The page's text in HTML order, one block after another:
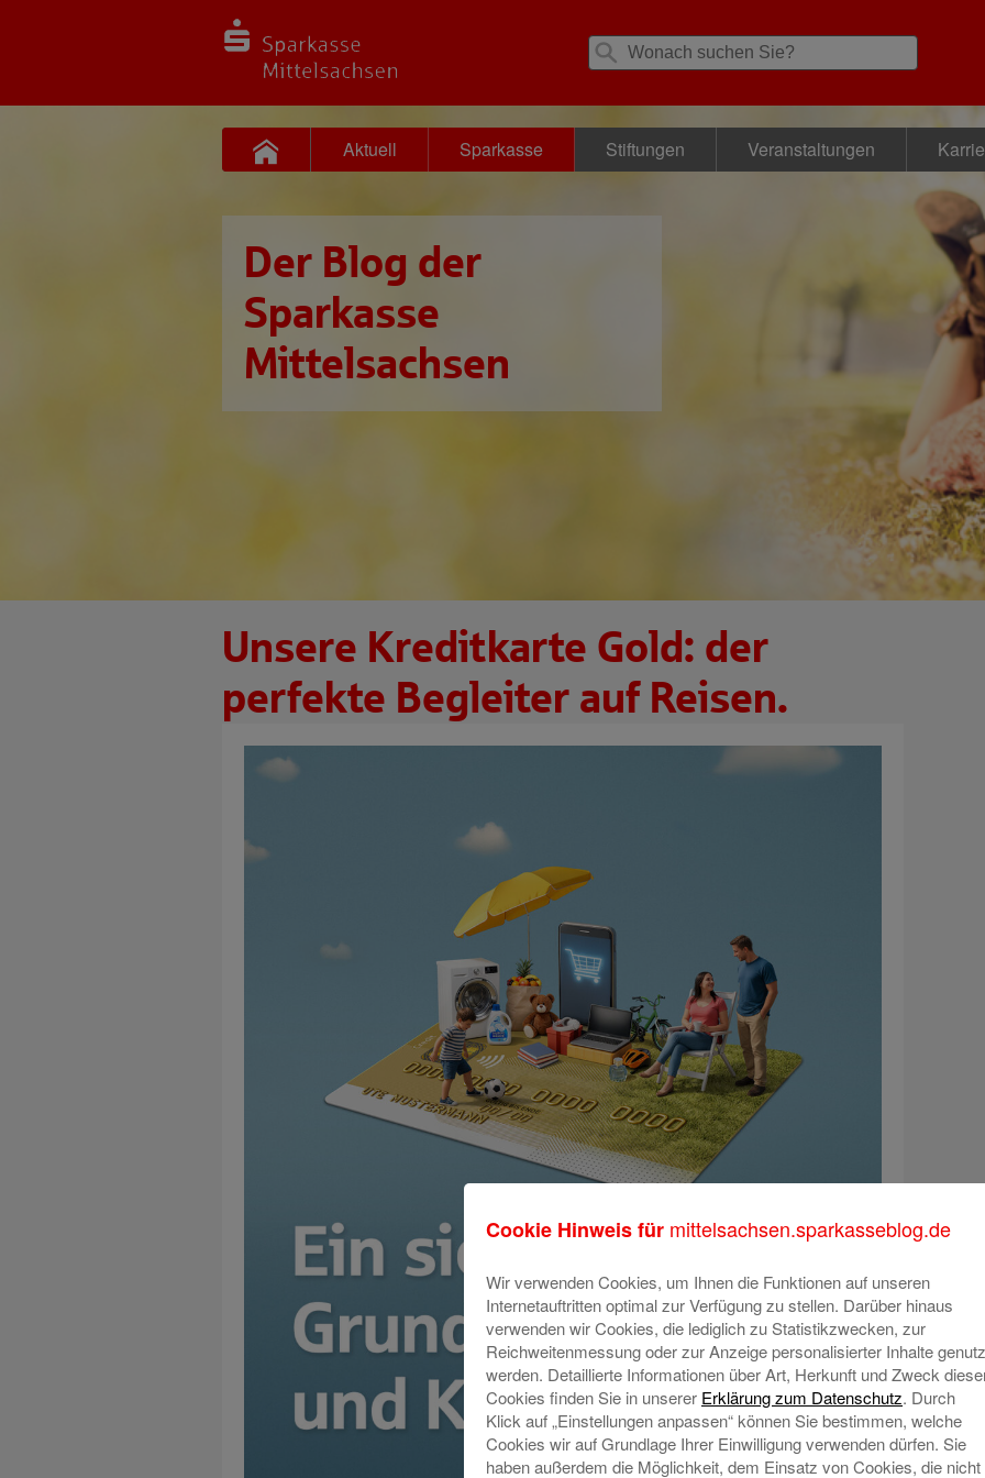
Aktuell Sparkasse Stiftungen Veranstaltungen
Der Blog der
Sparkasse
Mittelsachsen
Unsere Kreditkarte Gold: der
perfekte Begleiter auf Reisen.
Cookie Hinweis für mittelsachsen.sparkasseblog.de
Wir verwenden Cookies, um Ihnen die Funktionen auf unseren
Internetauftritten optimal zur Verfügung zu stellen. Darüber hinaus
verwenden wir Cookies, die lediglich zu Statistikzwecken, zur
Reichweitenmessung oder zur Anzeige personalisierter Inhalte
werden. Detaillierte Informationen über Art, Herkunft und Zweck
Cookies finden Sie in unserer Erklärung zum Datenschutz. Durch
Klick auf „Einstellungen anpassen“ können Sie bestimmen, welche
Cookies wir auf Grundlage Ihrer Einwilligung verwenden dürfen. Sie
haben außerdem die Möglichkeit, dem Einsatz von Cookies, die nicht